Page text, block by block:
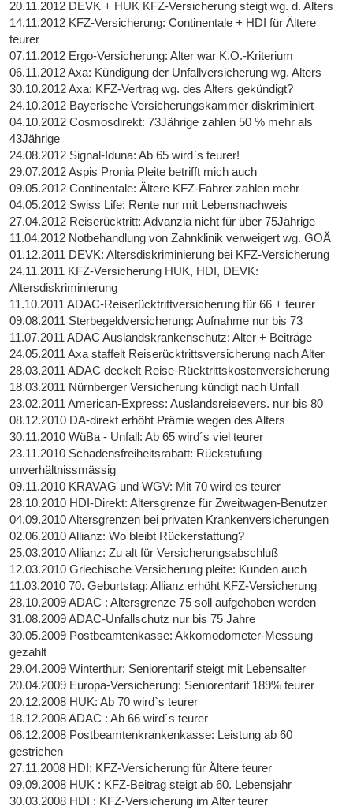
20.11.2012 DEVK + HUK KFZ-Versicherung steigt wg. d. Alters
14.11.2012 KFZ-Versicherung: Continentale + HDI für Ältere
teurer
07.11.2012 Ergo-Versicherung: Alter war K.O.-Kriterium
06.11.2012 Axa: Kündigung der Unfallversicherung wg. Alters
30.10.2012 Axa: KFZ-Vertrag wg. des Alters gekündigt?
24.10.2012 Bayerische Versicherungskammer diskriminiert
04.10.2012 Cosmosdirekt: 73Jährige zahlen 50 % mehr als
43Jährige
24.08.2012 Signal-Iduna: Ab 65 wird`s teurer!
29.07.2012 Aspis Pronia Pleite betrifft mich auch
09.05.2012 Continentale: Ältere KFZ-Fahrer zahlen mehr
04.05.2012 Swiss Life: Rente nur mit Lebensnachweis
27.04.2012 Reiserücktritt: Advanzia nicht für über 75Jährige
11.04.2012 Notbehandlung von Zahnklinik verweigert wg. GOÄ
01.12.2011 DEVK: Altersdiskriminierung bei KFZ-Versicherung
24.11.2011 KFZ-Versicherung HUK, HDI, DEVK:
Altersdiskriminierung
11.10.2011 ADAC-Reiserücktrittversicherung für 66 + teurer
09.08.2011 Sterbegeldversicherung: Aufnahme nur bis 73
11.07.2011 ADAC Auslandskrankenschutz: Alter + Beiträge
24.05.2011 Axa staffelt Reiserücktrittsversicherung nach Alter
28.03.2011 ADAC deckelt Reise-Rücktrittskostenversicherung
18.03.2011 Nürnberger Versicherung kündigt nach Unfall
23.02.2011 American-Express: Auslandsreisevers. nur bis 80
08.12.2010 DA-direkt erhöht Prämie wegen des Alters
30.11.2010 WüBa - Unfall: Ab 65 wird´s viel teurer
23.11.2010 Schadensfreiheitsrabatt: Rückstufung
unverhältnissmässig
09.11.2010 KRAVAG und WGV: Mit 70 wird es teurer
28.10.2010 HDI-Direkt: Altersgrenze für Zweitwagen-Benutzer
04.09.2010 Altersgrenzen bei privaten Krankenversicherungen
02.06.2010 Allianz: Wo bleibt Rückerstattung?
25.03.2010 Allianz: Zu alt für Versicherungsabschluß
12.03.2010 Griechische Versicherung pleite: Kunden auch
11.03.2010 70. Geburtstag: Allianz erhöht KFZ-Versicherung
28.10.2009 ADAC : Altersgrenze 75 soll aufgehoben werden
31.08.2009 ADAC-Unfallschutz nur bis 75 Jahre
30.05.2009 Postbeamtenkasse: Akkomodometer-Messung
gezahlt
29.04.2009 Winterthur: Seniorentarif steigt mit Lebensalter
20.04.2009 Europa-Versicherung: Seniorentarif 189% teurer
20.12.2008 HUK: Ab 70 wird`s teurer
18.12.2008 ADAC : Ab 66 wird`s teurer
06.12.2008 Postbeamtenkrankenkasse: Leistung ab 60
gestrichen
27.11.2008 HDI: KFZ-Versicherung für Ältere teurer
09.09.2008 HUK : KFZ-Beitrag steigt ab 60. Lebensjahr
30.03.2008 HDI : KFZ-Versicherung im Alter teurer